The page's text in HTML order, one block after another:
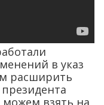
в указ
расширить
взять на